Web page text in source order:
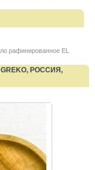
рафинированное EL
РОССИЯ,